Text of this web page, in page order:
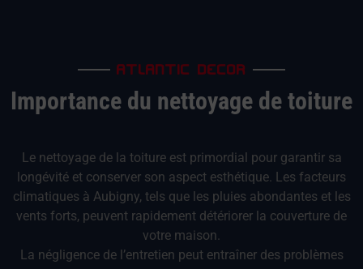
ATLANTIC DECOR
Importance du nettoyage de toiture
Le nettoyage de la toiture est primordial pour garantir sa
longévité et conserver son aspect esthétique. Les facteurs
climatiques à Aubigny, tels que les pluies abondantes et les
vents forts, peuvent rapidement détériorer la couverture de
votre maison.
La négligence de l’entretien peut entraîner des problèmes